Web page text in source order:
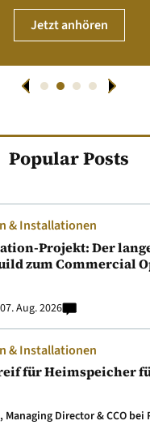
Jetzt anhören
Popular Posts
& Installationen
Projekt: Der
zum Commercial
07. Aug. 2026
& Installationen
für Heimspeicher
Managing Director & CCO bei